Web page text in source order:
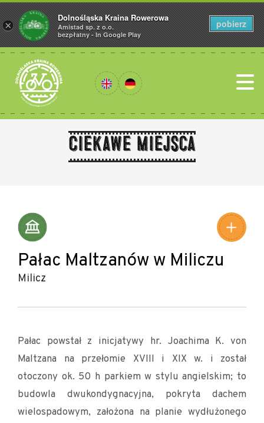
Ciekawe miejsca
Pałac Maltzanów w Miliczu
Milicz
Pałac powstał z inicjatywy hr. Joachima K. von
Maltzana na przełomie XVIII i XIX w. i został
otoczony ok. 50 h parkiem w stylu angielskim; to
budowla dwukondygnacyjna, pokryta dachem
wielospadowym, założona na planie wydłużonego
×
Dolnośląska Kraina Rowerowa
Amistad sp. z o.o.
bezpłatny - In Google Play
pobierz